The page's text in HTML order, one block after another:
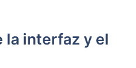
la interfaz y el